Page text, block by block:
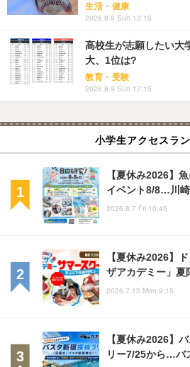
生活・健康
2026.8.9 Sun 13:15
高校生が志願したい大
大、1位は?
教育・受験
2026.8.9 Sun 17:15
小学生アクセスラ
【夏休み2026】
イベント8/8…川
2026.8.7 Fri 10:45
【夏休み2026】
ザアカデミー」夏
2026.7.13 Mon 9:15
【夏休み2026】
リー7/25から…バ